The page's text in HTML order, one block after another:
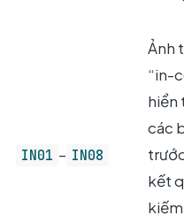
IN01 – IN08
Ảnh
“in-
hiển
các
kết